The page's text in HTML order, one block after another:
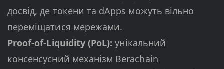
досвід, де токени та dApps можуть вільно
переміщатися мережами.
Proof-of-Liquidity (PoL):унікальний
консенсусний механізм Berachain